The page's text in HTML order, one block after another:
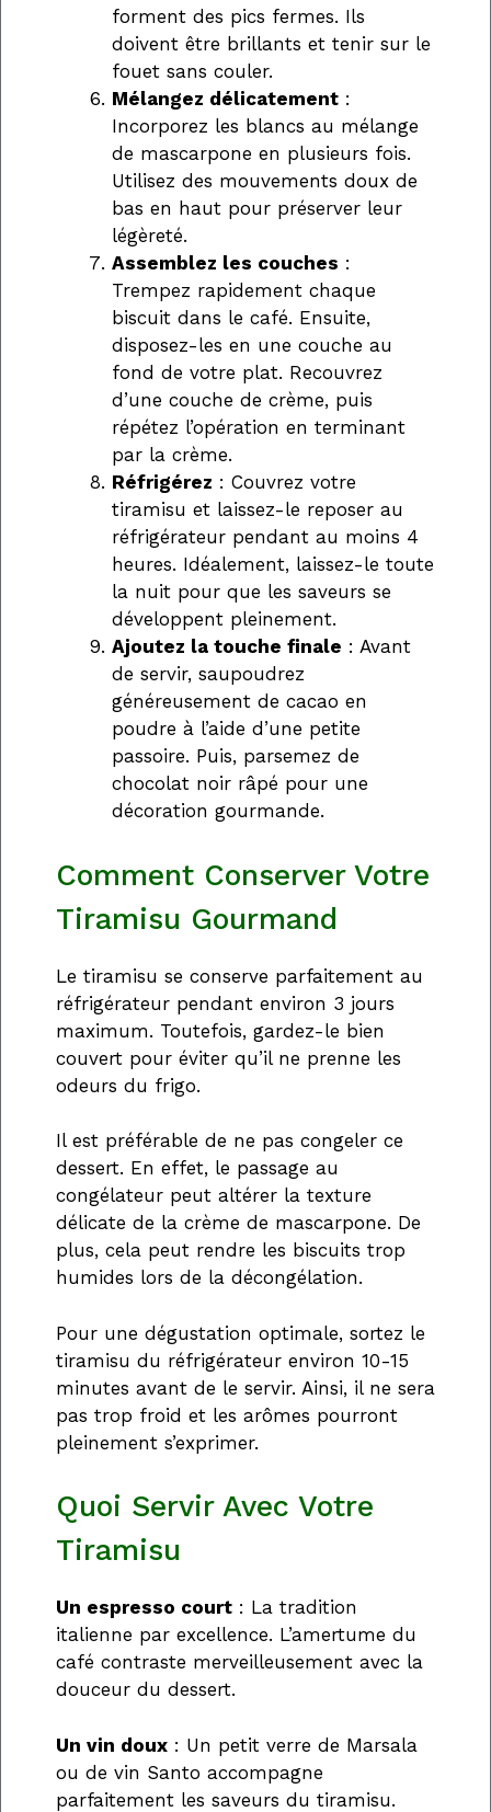
forment des pics fermes. Ils
doivent être brillants et tenir sur le
fouet sans couler.
Mélangez délicatement :
Incorporez les blancs au mélange
de mascarpone en plusieurs fois.
Utilisez des mouvements doux de
bas en haut pour préserver leur
légèreté.
Assemblez les couches :
Trempez rapidement chaque
biscuit dans le café. Ensuite,
disposez-les en une couche au
fond de votre plat. Recouvrez
d’une couche de crème, puis
répétez l’opération en terminant
par la crème.
Réfrigérez : Couvrez votre
tiramisu et laissez-le reposer au
réfrigérateur pendant au moins 4
heures. Idéalement, laissez-le toute
la nuit pour que les saveurs se
développent pleinement.
Ajoutez la touche finale : Avant
de servir, saupoudrez
généreusement de cacao en
poudre à l’aide d’une petite
passoire. Puis, parsemez de
chocolat noir râpé pour une
décoration gourmande.
Comment Conserver Votre
Tiramisu Gourmand
Le tiramisu se conserve parfaitement au
réfrigérateur pendant environ 3 jours
maximum. Toutefois, gardez-le bien
couvert pour éviter qu’il ne prenne les
odeurs du frigo.
Il est préférable de ne pas congeler ce
dessert. En effet, le passage au
congélateur peut altérer la texture
délicate de la crème de mascarpone. De
plus, cela peut rendre les biscuits trop
humides lors de la décongélation.
Pour une dégustation optimale, sortez le
tiramisu du réfrigérateur environ 10-15
minutes avant de le servir. Ainsi, il ne sera
pas trop froid et les arômes pourront
pleinement s’exprimer.
Quoi Servir Avec Votre
Tiramisu
Un espresso court : La tradition
italienne par excellence. L’amertume du
café contraste merveilleusement avec la
douceur du dessert.
Un vin doux : Un petit verre de Marsala
ou de vin Santo accompagne
parfaitement les saveurs du tiramisu.